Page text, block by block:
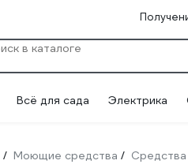
Всё для сада Электрика
/ Моющие средства / Средства